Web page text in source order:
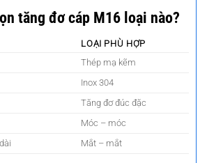
tăng đơ cáp M16 loại nào?
LOẠI PHÙ HỢP
Thép mạ kẽm
Inox 304
Tăng đơ đúc đặc
Móc – móc
Mắt – mắt